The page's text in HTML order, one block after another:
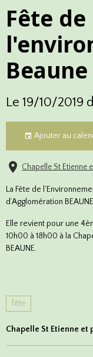
Fête de
Beaune
Le 19/10/2019
Ajouter au
Chapelle St Etienne
La Fête de
d’Agglomération
Elle revient pour une
10h00 à 18h00 à la
BEAUNE.
fête
Chapelle St Etienne et